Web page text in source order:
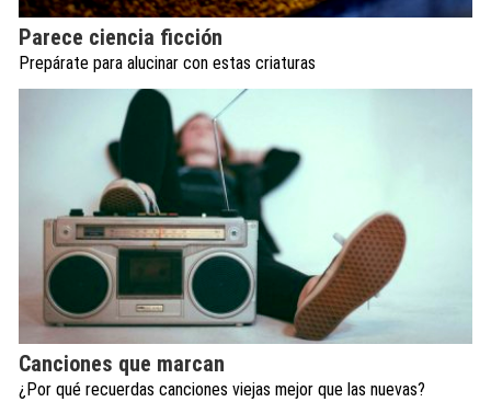
Parece ciencia ficción
Prepárate para alucinar con estas criaturas
Canciones que marcan
¿Por qué recuerdas canciones viejas mejor que las nuevas?